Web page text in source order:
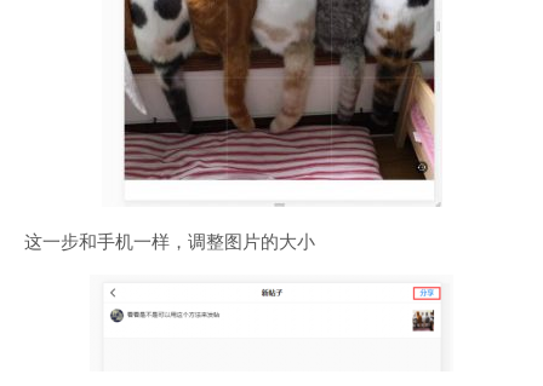
这一步和手机一样，调整图片的大小